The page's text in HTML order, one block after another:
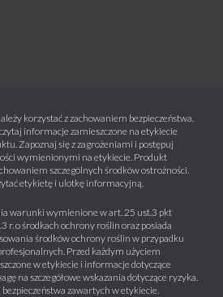
korzystać z zachowaniem bezpieczeństwa.
informacje zamieszczone na etykiecie
Zapoznaj się z zagrożeniami i postępuj
wymienionymi na etykiecie. Produkt
szczególnych środków ostrożności.
etykietę i ulotkę informacyjną.
warunki wymienione w art. 25 ust.3 pkt
r. o środkach ochrony roślin oraz posiada
środków ochrony roślin w przypadku
Przed każdym użyciem
w etykiecie i informacje dotyczące
na szczegółowe wskazania dotyczące ryzyka.
bezpieczeństwa zawartych w etykiecie.